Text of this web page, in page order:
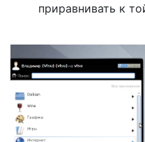
приравнивать к